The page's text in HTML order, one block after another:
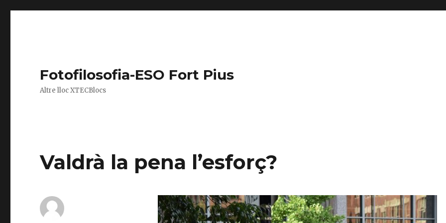
Fotofilosofia-ESO Fort Pius
Altre lloc XTECBlocs
Valdrà la pena l’esforç?